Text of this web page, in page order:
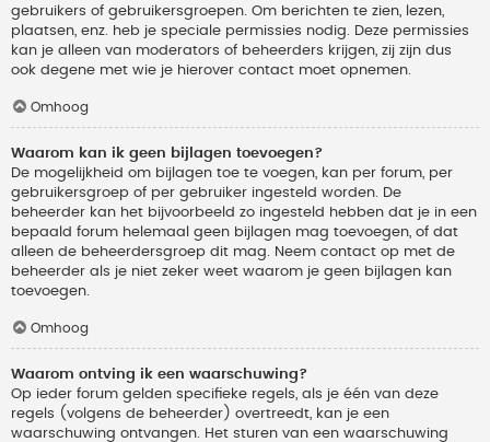
gebruikers of gebruikersgroepen. Om berichten te zien, lezen,
plaatsen, enz. heb je speciale permissies nodig. Deze permissies
kan je alleen van moderators of beheerders krijgen, zij zijn dus
ook degene met wie je hierover contact moet opnemen.
Omhoog
Waarom kan ik geen bijlagen toevoegen?
De mogelijkheid om bijlagen toe te voegen, kan per forum, per
gebruikersgroep of per gebruiker ingesteld worden. De
beheerder kan het bijvoorbeeld zo ingesteld hebben dat je in een
bepaald forum helemaal geen bijlagen mag toevoegen, of dat
alleen de beheerdersgroep dit mag. Neem contact op met de
beheerder als je niet zeker weet waarom je geen bijlagen kan
toevoegen.
Omhoog
Waarom ontving ik een waarschuwing?
Op ieder forum gelden specifieke regels, als je één van deze
regels (volgens de beheerder) overtreedt, kan je een
waarschuwing ontvangen. Het sturen van een waarschuwing